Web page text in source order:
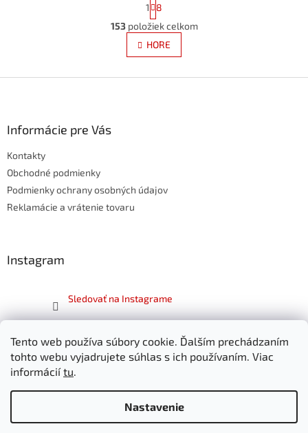
Tento web používa súbory cookie. Ďalším prechádzaním
tohto webu vyjadrujete súhlas s ich používaním. Viac
informáciítu.
Nastavenie
O
v
l
á
y
t
r
á
n
k
v
1
8
153položiek celkom
HORE
Informácie pre Vás
Kontakty
Obchodné podmienky
Podmienky ochrany osobných údajov
Reklamácie a vrátenie tovaru
Instagram
Sledovať na Instagrame
Facebook
Vytvoril Shoptet